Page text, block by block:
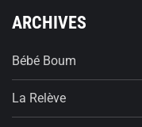
ARCHIVES
Bébé Boum
La Relève